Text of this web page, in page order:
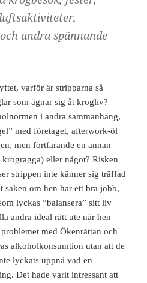
andra spännande
varför är stripparna så
som ägnar sig åt krogliv?
i andra sammanhang,
med företaget, afterwork-öl
men fortfarande en annan
eller något? Risken
strippen inte känner sig träffad
saken om hen har ett bra jobb,
lyckas ”balansera” sitt liv
andra ideal rätt ute när hen
med Ökenråttan och
alkoholkonsumtion utan att de
lyckats uppnå vad en
Det hade varit intressant att